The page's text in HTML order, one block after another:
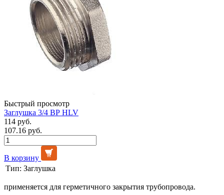
Быстрый просмотр
Заглушка 3/4 ВР HLV
114 руб.
107.16 руб.
В корзину
Тип: Заглушка
применяется для герметичного закрытия трубопровода.